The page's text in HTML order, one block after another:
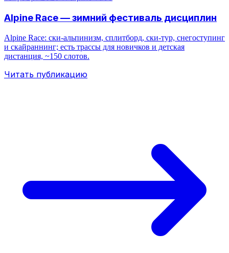
Alpine Race — зимний фестиваль дисциплин
Alpine Race: ски‑альпинизм, сплитборд, ски‑тур, снегоступинг
и скайраннинг; есть трассы для новичков и детская
дистанция, ~150 слотов.
Читать публикацию